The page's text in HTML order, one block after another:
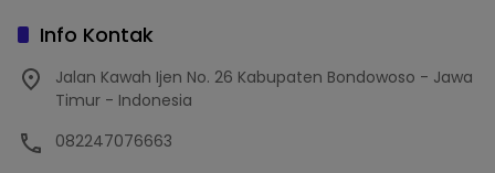
Info Kontak
Jalan Kawah Ijen No. 26 Kabupaten Bondowoso - Jawa
Timur - Indonesia
082247076663